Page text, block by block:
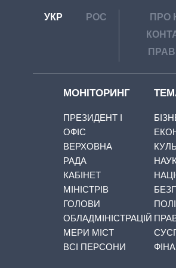
УКР РОС
ПРО
МОНІТОРИНГ
ПРЕЗИДЕНТ І
ОФІС
ВЕРХОВНА
РАДА
КАБІНЕТ
МІНІСТРІВ
ГОЛОВИ
ОБЛАДМІНІСТРАЦІЙ
МЕРИ МІСТ
ВСІ ПЕРСОНИ